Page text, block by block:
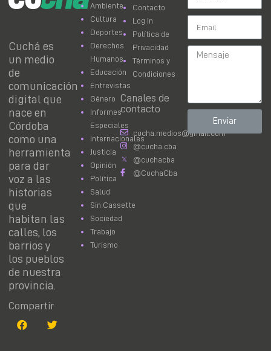
Cuchá es
un medio
de
comunicación
digital que
nace en
Córdoba
como una
herramienta
para dar
voz a las
historias
que
habitan las
calles, los
barrios y
los pueblos
de nuestra
provincia.
Compartir
Ambiente
Cultura
Deportes
Derechos
Humanos
Educación
Entrevistas
Género
Informes
Especiales
Internacionales
Justicia
Opinión
Política
Salud
Sin Cassette
Sociedad
Trabajo
Turismo
Contacto
Log In
Política de
Privacidad
Términos y
Condiciones
Canales de
contacto
cucha.medios@gmail.com
@cucha.cba
@cuchacba
@CuchaCba
Enviar